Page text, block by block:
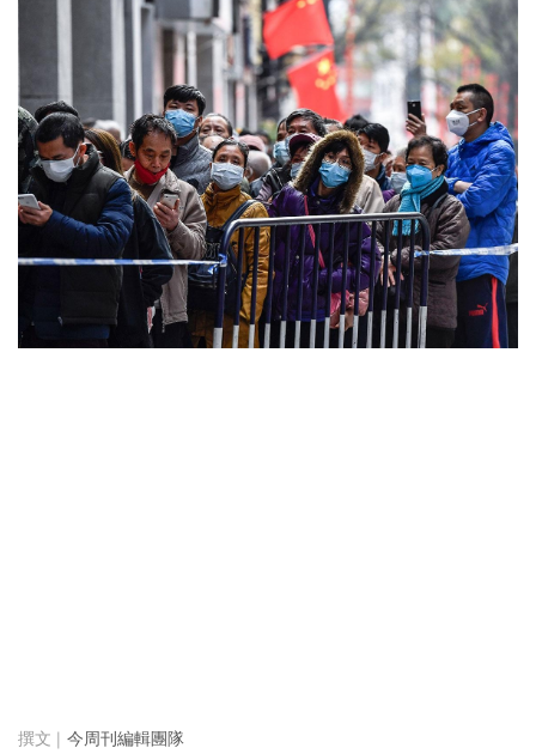
今周刊編輯團隊